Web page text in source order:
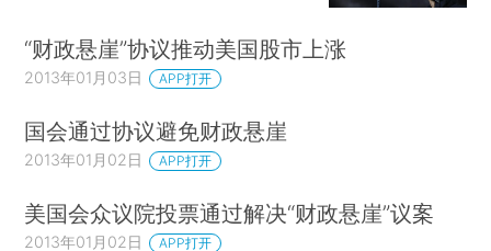
“财政悬崖”协议推动美国股市上涨
2013年01月03日 APP打开
国会通过协议避免财政悬崖
2013年01月02日 APP打开
美国会众议院投票通过解决“财政悬崖”议案
2013年01月02日 APP打开